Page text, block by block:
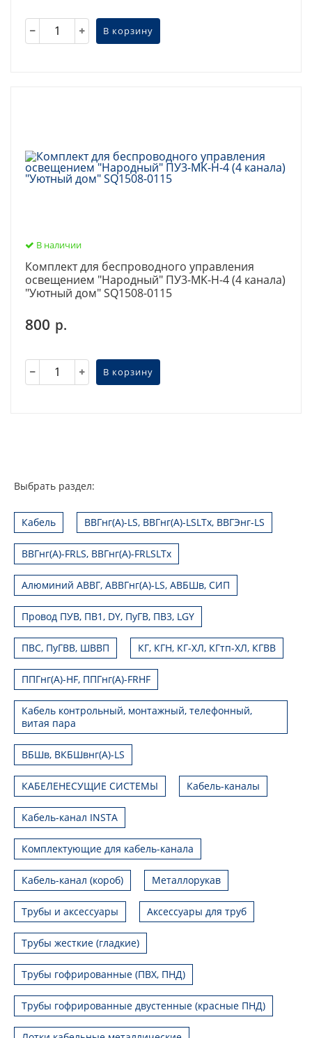
В корзину
В наличии
Комплект для беспроводного управления
освещением "Народный" ПУ3-МK-Н-4 (4 канала)
"Уютный дом" SQ1508-0115
800 р.
В корзину
Выбрать раздел:
Кабель ВВГнг(А)-LS, ВВГнг(А)-LSLTx, ВВГЭнг-LS
ВВГнг(А)-FRLS, ВВГнг(А)-FRLSLTx
Алюминий АВВГ, АВВГнг(А)-LS, АВБШв, СИП
Провод ПУВ, ПВ1, DY, ПуГВ, ПВ3, LGY
ПВС, ПуГВВ, ШВВП КГ, КГН, КГ-ХЛ, КГтп-ХЛ, КГВВ
ППГнг(А)-HF, ППГнг(А)-FRHF
Кабель контрольный, монтажный, телефонный,
витая пара
ВБШв, ВКБШвнг(А)-LS
КАБЕЛЕНЕСУЩИЕ СИСТЕМЫ Кабель-каналы
Кабель-канал INSTA
Комплектующие для кабель-канала
Кабель-канал (короб) Металлорукав
Трубы и аксессуары Аксессуары для труб
Трубы жесткие (гладкие)
Трубы гофрированные (ПВХ, ПНД)
Трубы гофрированные двустенные (красные ПНД)